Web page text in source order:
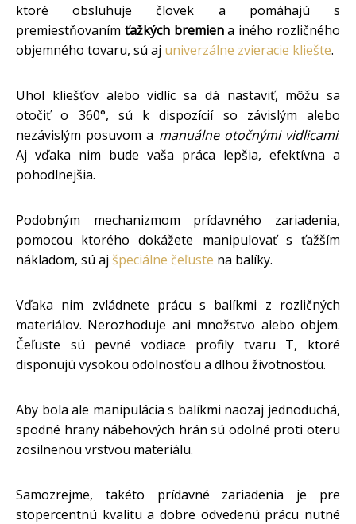
ktoré obsluhuje človek a pomáhajú s
premiestňovaním ťažkých bremiena iného rozličného
objemného tovaru, sú aj univerzálne zvieracie kliešte.
Uhol kliešťov alebo vidlíc sa dá nastaviť, môžu sa
otočiť o 360°, sú k dispozícií so závislým alebo
nezávislým posuvom a manuálne otočnými vidlicami.
Aj vďaka nim bude vaša práca lepšia, efektívna a
pohodlnejšia.
Podobným mechanizmom prídavného zariadenia,
pomocou ktorého dokážete manipulovať s ťažším
nákladom, sú aj špeciálne čeľuste na balíky.
Vďaka nim zvládnete prácu s balíkmi z rozličných
materiálov. Nerozhoduje ani množstvo alebo objem.
Čeľuste sú pevné vodiace profily tvaru T, ktoré
disponujú vysokou odolnosťou a dlhou životnosťou.
Aby bola ale manipulácia s balíkmi naozaj jednoduchá,
spodné hrany nábehových hrán sú odolné proti oteru
zosilnenou vrstvou materiálu.
Samozrejme, takéto prídavné zariadenia je pre
stopercentnú kvalitu a dobre odvedenú prácu nutné